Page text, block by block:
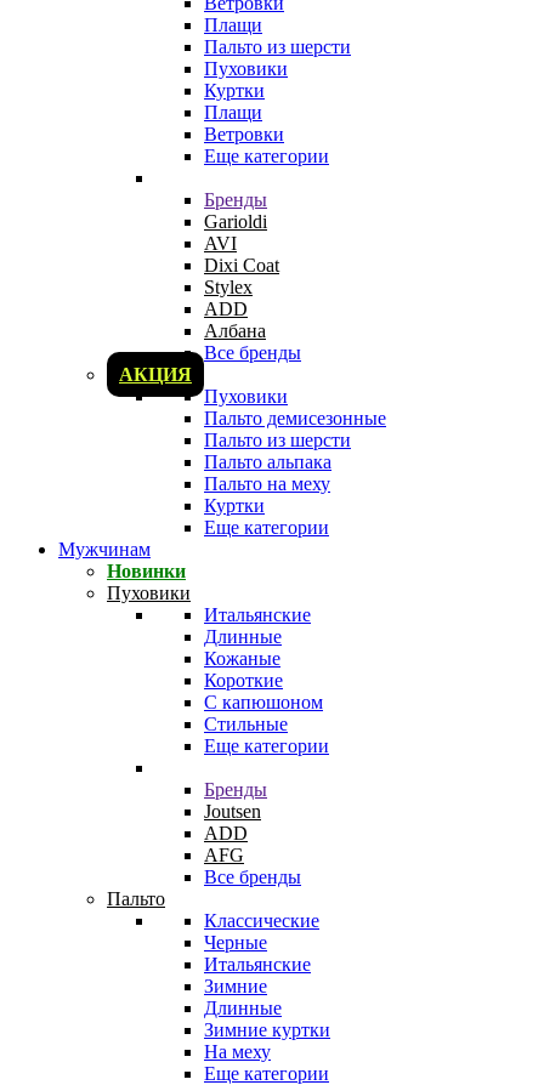
Плащи
Пальто из шерсти
Пуховики
Куртки
Плащи
Ветровки
Еще категории
Бренды
Garioldi
AVI
Dixi Coat
Stylex
ADD
Албана
Все бренды
АКЦИЯ
Пуховики
Пальто демисезонные
Пальто из шерсти
Пальто альпака
Пальто на меху
Куртки
Еще категории
Мужчинам
Новинки
Пуховики
Итальянские
Длинные
Кожаные
Короткие
С капюшоном
Стильные
Еще категории
Бренды
Joutsen
ADD
AFG
Все бренды
Пальто
Классические
Черные
Итальянские
Зимние
Длинные
Зимние куртки
На меху
Еще категории